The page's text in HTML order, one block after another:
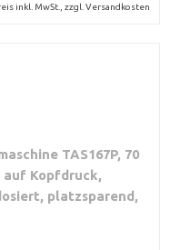
inkl. MwSt., zzgl. Versandkosten
TAS167P, 70
Kopfdruck,
platzsparend,